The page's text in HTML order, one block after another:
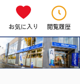
お気に入り 閲覧履歴